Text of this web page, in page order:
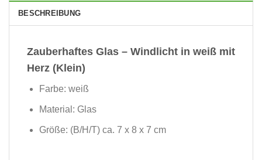
BESCHREIBUNG
Zauberhaftes Glas – Windlicht in weiß mit
Herz (Klein)
Farbe: weiß
Material: Glas
Größe: (B/H/T) ca. 7 x 8 x 7 cm